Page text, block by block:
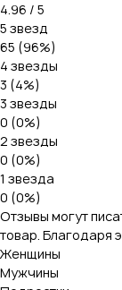
4.96 / 5
5 звезд
65 (96%)
4 звезды
3 (4%)
3 звезды
0 (0%)
2 звезды
0 (0%)
1 звезда
0 (0%)
Отзывы могут
товар. Благодаря
Женщины
Мужчины